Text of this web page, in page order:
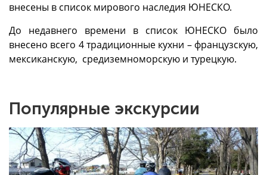
внесены в список мирового наследия ЮНЕСКО.
До недавнего времени в список ЮНЕСКО было
внесено всего 4 традиционные кухни – французскую,
мексиканскую, средиземноморскую и турецкую.
Популярные экскурсии